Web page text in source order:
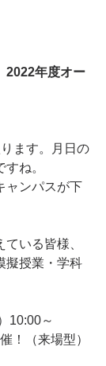
オー
ます。月日の
ね。
ャンパスが下
いる皆様、
擬授業・学科
10:00～
！（来場型）